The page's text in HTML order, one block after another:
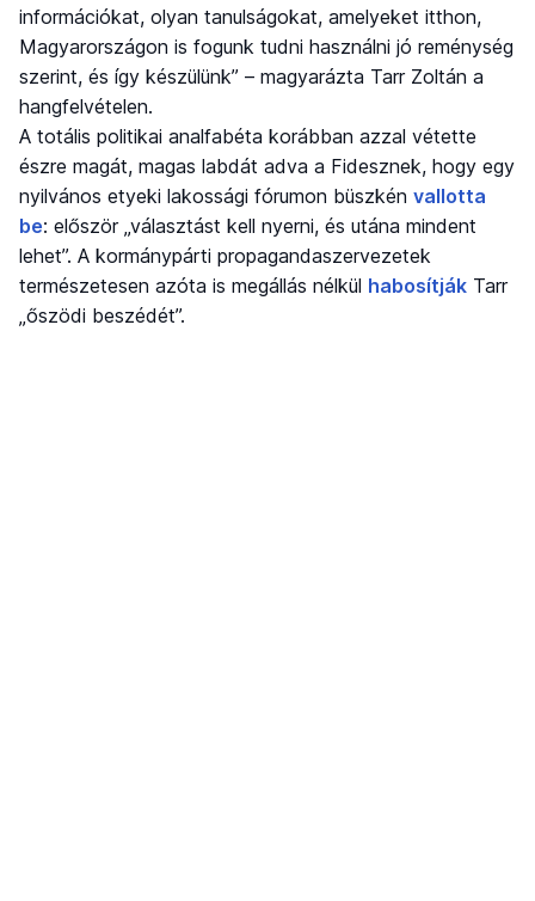
információkat, olyan tanulságokat, amelyeket itthon,
Magyarországon is fogunk tudni használni jó reménység
szerint, és így készülünk” – magyarázta Tarr Zoltán a
hangfelvételen.
A totális politikai analfabéta korábban azzal vétette
észre magát, magas labdát adva a Fidesznek, hogy egy
nyilvános etyeki lakossági fórumon büszkén vallotta
be: először „választást kell nyerni, és utána mindent
lehet”. A kormánypárti propagandaszervezetek
természetesen azóta is megállás nélkül habosítják Tarr
„őszödi beszédét”.